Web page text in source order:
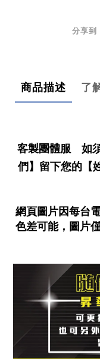
分享到
商品描述 了
客製團體服 如
們】留下您的【
網頁圖片因每台
色差可能，圖片